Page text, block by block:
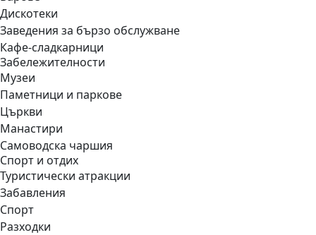
Дискотеки
Заведения за бързо обслужване
Кафе-сладкарници
Забележителности
Музеи
Паметници и паркове
Църкви
Манастири
Самоводска чаршия
Спорт и отдих
Туристически атракции
Забавления
Спорт
Разходки